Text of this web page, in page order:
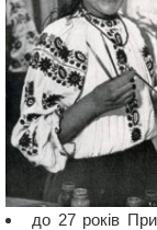
до 27 років